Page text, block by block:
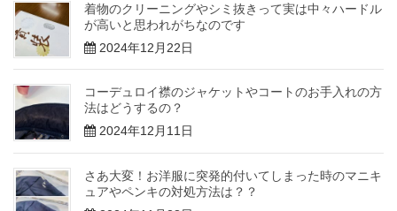
着物のクリーニングやシミ抜きって実は中々ハードル
が高いと思われがちなのです
2024年12月22日
コーデュロイ襟のジャケットやコートのお手入れの方
法はどうするの？
2024年12月11日
さあ大変！お洋服に突発的付いてしまった時のマニキ
ュアやペンキの対処方法は？？